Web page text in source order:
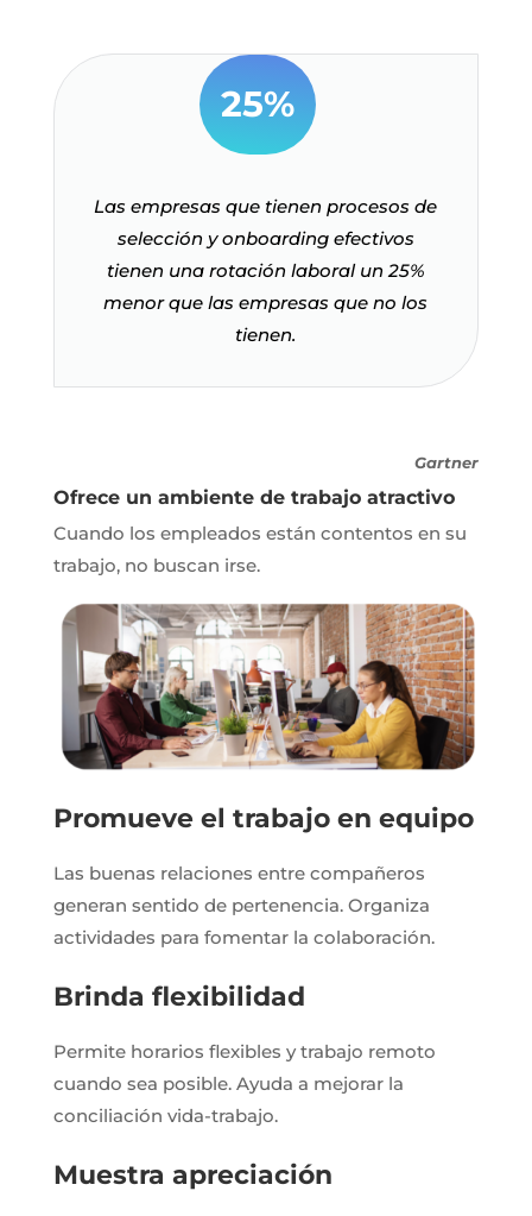
25%
Las empresas que tienen procesos de
selección y onboarding efectivos
tienen una rotación laboral un 25%
menor que las empresas que no los
tienen.
Gartner
Ofrece un ambiente de trabajo atractivo
Cuando los empleados están contentos en su
trabajo, no buscan irse.
Promueve el trabajo en equipo
Las buenas relaciones entre compañeros
generan sentido de pertenencia. Organiza
actividades para fomentar la colaboración.
Brinda flexibilidad
Permite horarios flexibles y trabajo remoto
cuando sea posible. Ayuda a mejorar la
conciliación vida-trabajo.
Muestra apreciación